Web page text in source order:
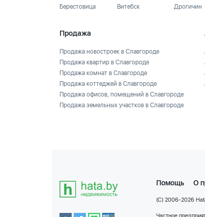
Берестовица
Витебск
Дрогичин
Продажа
Продажа новостроек в Славгороде
Продажа квартир в Славгороде
Продажа комнат в Славгороде
Продажа коттеджей в Славгороде
Продажа офисов, помещений в Славгороде
Продажа земельных участков в Славгороде
Помощь О
(C) 2006-2026